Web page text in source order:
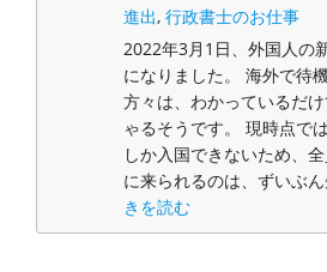
進出,行政書士のお仕事
2022年3月1日、外国人の
になりました。 海外で待
方々は、わかっているだ
ゃるそうです。 現時点で
しか入国できないため、
に来られるのは、ずいぶ
きを読む